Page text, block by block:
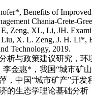
Benefits of
Chania-Crete-
Zeng, XL, Li, JH.
X. L. Zeng, J. H. Li*,
Technology, 2019.
与政策建议研究，环
金惠*，我国“城市矿
中国“城市矿产”开
生态学理论基础分析